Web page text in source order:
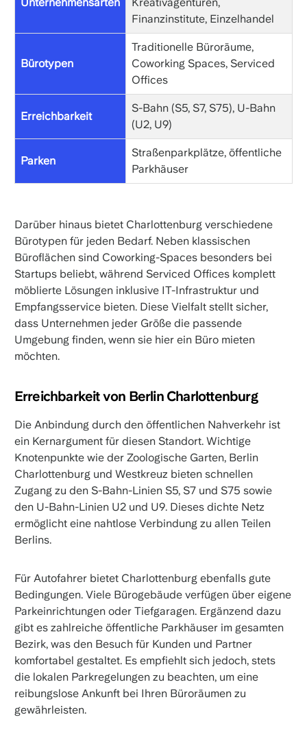
Finanzinstitute, Einzelhandel
Bürotypen
Traditionelle Büroräume,
Coworking Spaces, Serviced
Offices
Erreichbarkeit
S-Bahn (S5, S7, S75), U-Bahn
(U2, U9)
Parken
Straßenparkplätze, öffentliche
Parkhäuser
Darüber hinaus bietet Charlottenburg verschiedene
Bürotypen für jeden Bedarf. Neben klassischen
Büroflächen sind Coworking-Spaces besonders bei
Startups beliebt, während Serviced Offices komplett
möblierte Lösungen inklusive IT-Infrastruktur und
Empfangsservice bieten. Diese Vielfalt stellt sicher,
dass Unternehmen jeder Größe die passende
Umgebung finden, wenn sie hier ein Büro mieten
möchten.
Erreichbarkeit von Berlin Charlottenburg
Die Anbindung durch den öffentlichen Nahverkehr ist
ein Kernargument für diesen Standort. Wichtige
Knotenpunkte wie der Zoologische Garten, Berlin
Charlottenburg und Westkreuz bieten schnellen
Zugang zu den S-Bahn-Linien S5, S7 und S75 sowie
den U-Bahn-Linien U2 und U9. Dieses dichte Netz
ermöglicht eine nahtlose Verbindung zu allen Teilen
Berlins.
Für Autofahrer bietet Charlottenburg ebenfalls gute
Bedingungen. Viele Bürogebäude verfügen über eigene
Parkeinrichtungen oder Tiefgaragen. Ergänzend dazu
gibt es zahlreiche öffentliche Parkhäuser im gesamten
Bezirk, was den Besuch für Kunden und Partner
komfortabel gestaltet. Es empfiehlt sich jedoch, stets
die lokalen Parkregelungen zu beachten, um eine
reibungslose Ankunft bei Ihren Büroräumen zu
gewährleisten.